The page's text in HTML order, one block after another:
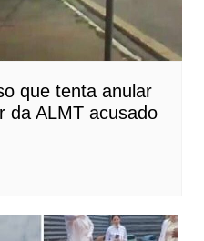
que tenta anular
da ALMT acusado